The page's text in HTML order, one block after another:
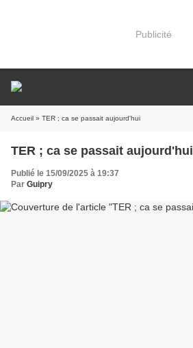
Publicité
Accueil » TER ; ca se passait aujourd'hui
TER ; ca se passait aujourd'hui
Publié le 15/09/2025 à 19:37
Par Guipry